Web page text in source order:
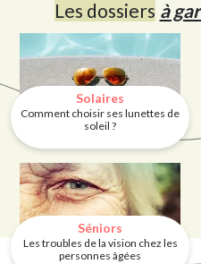
Les dossiers à
Solaires
Comment choisir ses lunettes de
soleil ?
Séniors
Les troubles de la vision chez les
personnes âgées